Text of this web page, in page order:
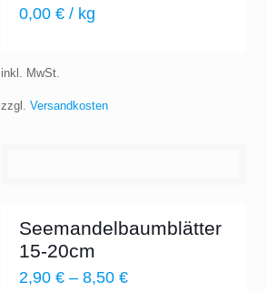
0,00 €/ kg
inkl. MwSt.
zzgl. Versandkosten
Seemandelbaumblätter
15-20cm
2,90 €– 8,50 €